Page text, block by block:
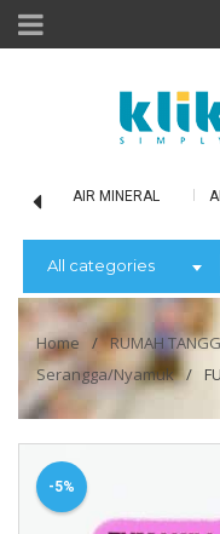
AIR MINERAL
All categories
Home / RUMAH
Serangga/Nyamuk /
-5%